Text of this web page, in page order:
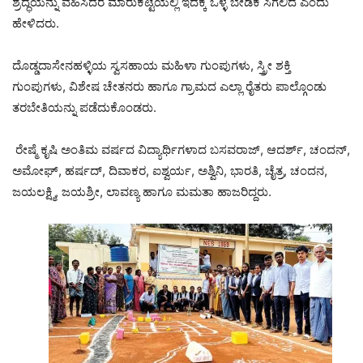
ಹೇಳಿದರು.
ದೊಡ್ಡದಾಸೇನಹಳ್ಳಿಯ ಸ್ವಸಹಾಯ ಮಹಿಳಾ ಗುಂಪುಗಳು, ಸ್ತ್ರೀ ಶಕ್ತಿ
ಗುಂಪುಗಳು, ವಿಶೇಷ ಚೇತನರು ಹಾಗೂ ಗ್ರಾಮದ ಎಲ್ಲಾ ರೈತರು ಪಾಲ್ಗೊಂಡು
ತರಬೇತಿಯನ್ನು ಪಡೆದುಕೊಂಡರು.
ರೇಷ್ಮೆ ಕೃಷಿ ಅಂತಿಮ ವರ್ಷದ ವಿದ್ಯಾರ್ಥಿಗಳಾದ ಬಸವರಾಜ್, ಆದರ್ಶ್, ಚಂದನ್,
ಅಮೋಘ್, ಹರ್ಷದ್, ದಿವಾಕರ, ಐಶ್ವರ್ಯ, ಅಶ್ವಿನಿ, ಭಾರತಿ, ಚೈತ್ರ, ಚಂದನ,
ಜಯಲಕ್ಷ್ಮಿ, ಜಯಶ್ರೀ, ಲಾವಣ್ಯ ಹಾಗೂ ಮಮತಾ ಹಾಜರಿದ್ದರು.